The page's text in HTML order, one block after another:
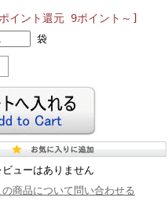
イント還元 9ポイント～]
袋
ビューはありません
の商品について問い合わせる